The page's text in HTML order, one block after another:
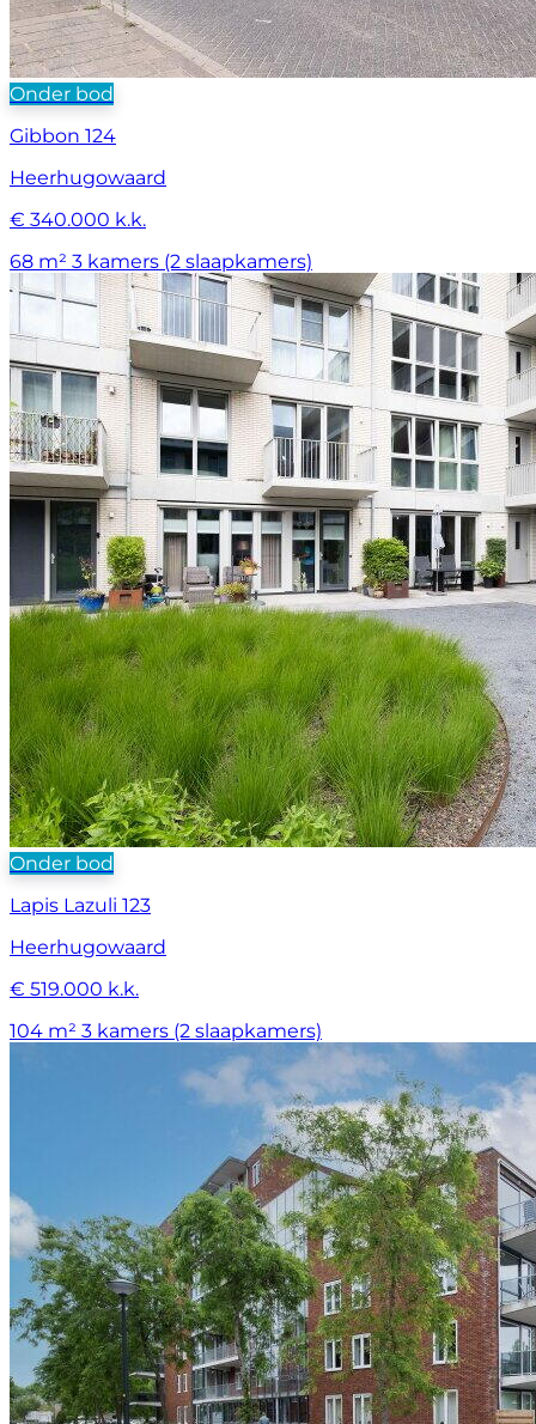
Onder bod
Gibbon 124
Heerhugowaard
€ 340.000 k.k.
68 m² 3 kamers (2 slaapkamers)
Onder bod
Lapis Lazuli 123
Heerhugowaard
€ 519.000 k.k.
104 m² 3 kamers (2 slaapkamers)